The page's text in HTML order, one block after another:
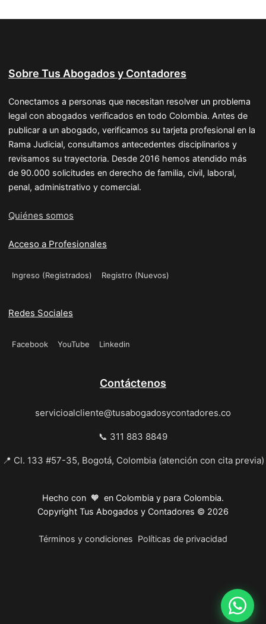
Sobre Tus Abogados y Contadores
Conectamos a personas que necesitan resolver un problema
legal con abogados verificados en todo Colombia. Antes de
publicar a un abogado, verificamos su tarjeta profesional en la
Rama Judicial, consultamos antecedentes disciplinarios y
revisamos su trayectoria. Desde 2016 hemos atendido más
de 90.000 solicitudes en derecho de familia, civil, laboral,
penal, administrativo y comercial.
Quiénes somos
Acceso a Profesionales
Ingreso (Registrados) Registro (Nuevos)
Redes Sociales
Facebook YouTube Linkedin
Contáctenos
servicioalcliente@tusabogadosycontadores.co
📞 311 883 8849
📍 Cl. 133 #57-35, Bogotá, Colombia (atención con cita previa)
Hecho con 🧡 en Colombia y para Colombia.
Copyright Tus Abogados y Contadores © 2026
Términos y condiciones Políticas de privacidad